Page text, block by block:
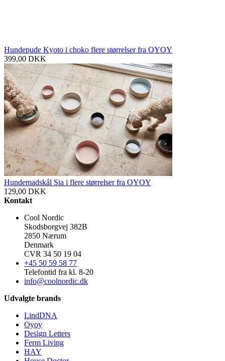
Hundepude Kyoto i choko flere størrelser fra OYOY
399,00 DKK
Hundemadskål Sia i flere størrelser fra OYOY
129,00 DKK
Kontakt
Cool Nordic
Skodsborgvej 382B
2850 Nærum
Denmark
CVR 34 50 19 04
+45 50 59 58 77
Telefontid fra kl. 8-20
info@coolnordic.dk
Udvalgte brands
LindDNA
Oyoy
Design Letters
Ferm Living
HAY